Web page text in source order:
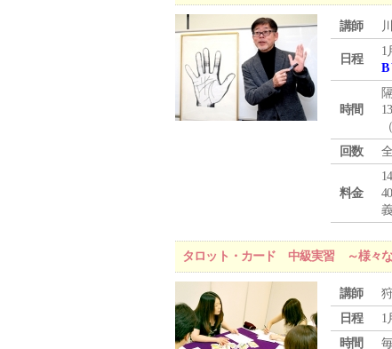
講師
日程
1
B
時間
回数
料金
タロット・カード 中級実習 ～様々な
講師
日程
1
時間